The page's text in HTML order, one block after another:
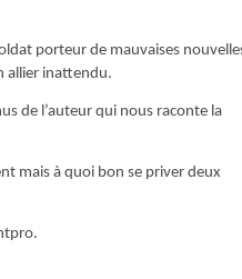
porteur de mauvaises
allier inattendu.
de l’auteur qui nous raconte la
mais à quoi bon se priver deux